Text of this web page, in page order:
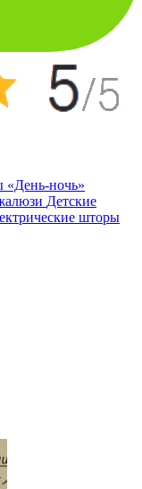
ночь»
Детские
шторы